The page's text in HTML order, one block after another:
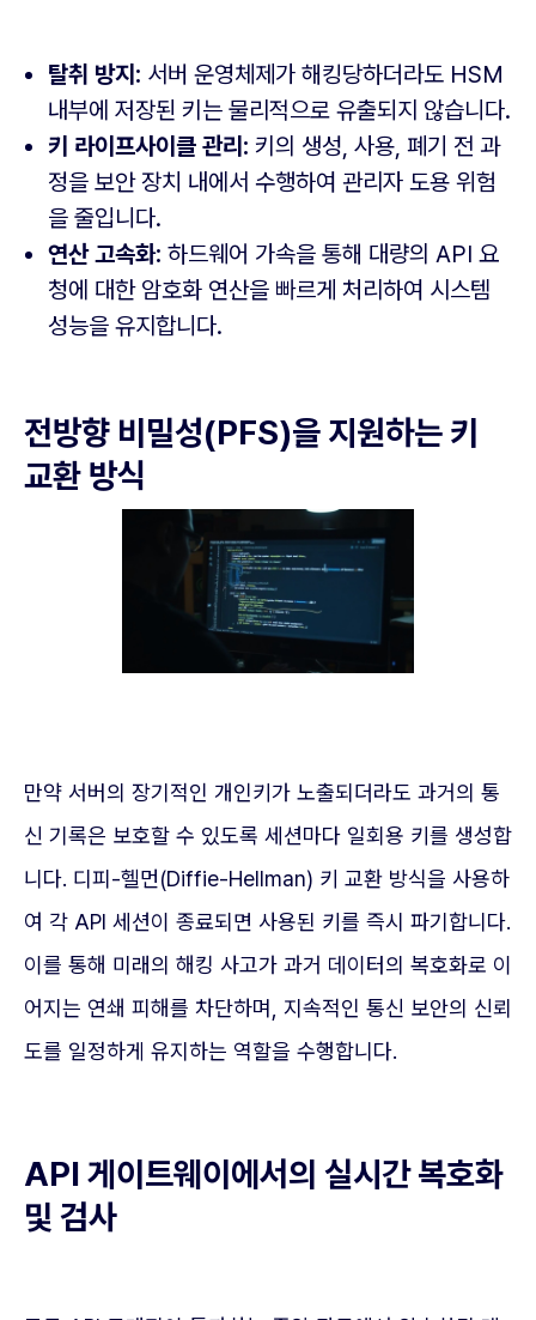
탈취 방지: 서버 운영체제가 해킹당하더라도 HSM
내부에 저장된 키는 물리적으로 유출되지 않습니다.
키 라이프사이클 관리: 키의 생성, 사용, 폐기 전 과
정을 보안 장치 내에서 수행하여 관리자 도용 위험
을 줄입니다.
연산 고속화: 하드웨어 가속을 통해 대량의 API 요
청에 대한 암호화 연산을 빠르게 처리하여 시스템
성능을 유지합니다.
전방향 비밀성(PFS)을 지원하는 키
교환 방식
만약 서버의 장기적인 개인키가 노출되더라도 과거의 통
신 기록은 보호할 수 있도록 세션마다 일회용 키를 생성합
니다. 디피-헬먼(Diffie-Hellman) 키 교환 방식을 사용하
여 각 API 세션이 종료되면 사용된 키를 즉시 파기합니다.
이를 통해 미래의 해킹 사고가 과거 데이터의 복호화로 이
어지는 연쇄 피해를 차단하며, 지속적인 통신 보안의 신뢰
도를 일정하게 유지하는 역할을 수행합니다.
API 게이트웨이에서의 실시간 복호화
및 검사